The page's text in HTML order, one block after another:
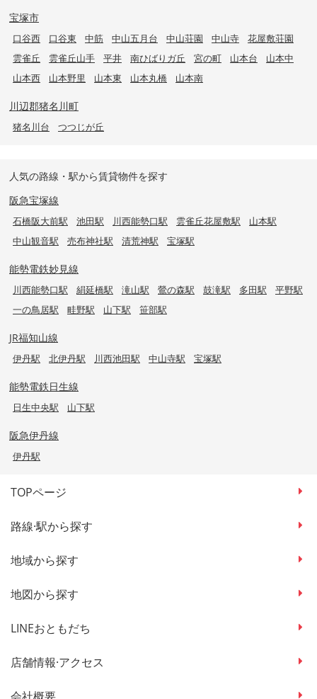
宝塚市
口谷西 口谷東 中筋 中山五月台 中山荘園 中山寺
花屋敷荘園
雲雀丘
雲雀丘山手 平井 南ひばりガ丘 宮の町 山本台
山本中
山本西
山本野里 山本東 山本丸橋 山本南
川辺郡猪名川町
猪名川台 つつじが丘
人気の路線・駅から賃貸物件を探す
阪急宝塚線
石橋阪大前駅 池田駅 川西能勢口駅 雲雀丘花屋敷駅
山本駅
中山観音駅
売布神社駅 清荒神駅 宝塚駅
能勢電鉄妙見線
川西能勢口駅 絹延橋駅 滝山駅 鶯の森駅 鼓滝駅 多田駅
平野駅
一の鳥居駅
畦野駅 山下駅 笹部駅
JR福知山線
伊丹駅 北伊丹駅 川西池田駅 中山寺駅 宝塚駅
能勢電鉄日生線
日生中央駅 山下駅
阪急伊丹線
伊丹駅
TOPページ
路線·駅から探す
地域から探す
地図から探す
LINEおともだち
店舗情報·アクセス